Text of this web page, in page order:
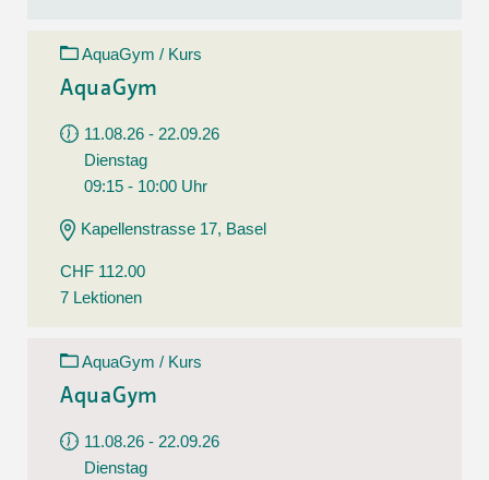
AquaGym / Kurs
AquaGym
11.08.26 - 22.09.26
Dienstag
09:15 - 10:00 Uhr
Kapellenstrasse 17, Basel
CHF 112.00
7 Lektionen
AquaGym / Kurs
AquaGym
11.08.26 - 22.09.26
Dienstag